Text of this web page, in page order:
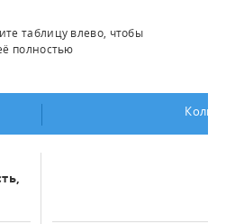
таблицу влево, чтобы
полностью